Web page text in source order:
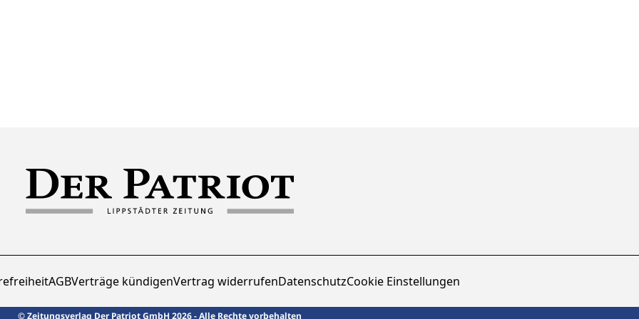
AGBVerträge kündigenVertrag widerrufenDatenschutzCookie Einstellungen
© Zeitungsverlag Der Patriot GmbH 2026 - Alle Rechte vorbehalten